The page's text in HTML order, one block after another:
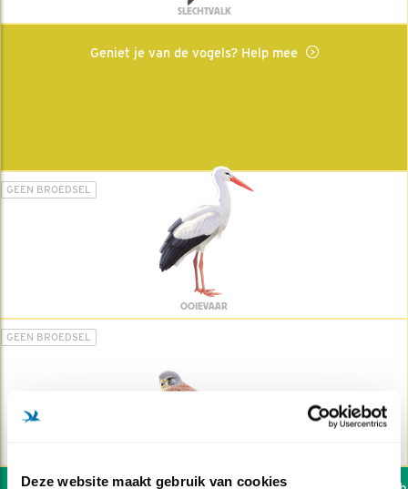
Deze website maakt gebruik van cookies
SLECHTVALK
Geniet je van de vogels? Help mee
GEEN BROEDSEL
OOIEVAAR
GEEN BROEDSEL